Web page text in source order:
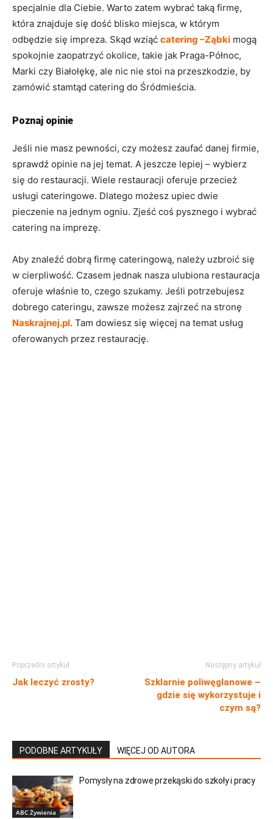
specjalnie dla Ciebie. Warto zatem wybrać taką firmę,
która znajduje się dość blisko miejsca, w którym
odbędzie się impreza. Skąd wziąć catering –Ząbki mogą
spokojnie zaopatrzyć okolice, takie jak Praga-Północ,
Marki czy Białołękę, ale nic nie stoi na przeszkodzie, by
zamówić stamtąd catering do Śródmieścia.
Poznaj opinie
Jeśli nie masz pewności, czy możesz zaufać danej firmie,
sprawdź opinie na jej temat. A jeszcze lepiej – wybierz
się do restauracji. Wiele restauracji oferuje przecież
usługi cateringowe. Dlatego możesz upiec dwie
pieczenie na jednym ogniu. Zjeść coś pysznego i wybrać
catering na imprezę.
Aby znaleźć dobrą firmę cateringową, należy uzbroić się
w cierpliwość. Czasem jednak nasza ulubiona restauracja
oferuje właśnie to, czego szukamy. Jeśli potrzebujesz
dobrego cateringu, zawsze możesz zajrzeć na stronę
Naskrajnej.pl. Tam dowiesz się więcej na temat usług
oferowanych przez restaurację.
Poprzedni artykuł
Jak leczyć zrosty?
Następny artykuł
Szklarnie poliwęglanowe –
gdzie się wykorzystuje i
czym są?
PODOBNE ARTYKUŁY WIĘCEJ OD AUTORA
ABC Żywienia
Pomysły na zdrowe przekąski do szkoły i pracy